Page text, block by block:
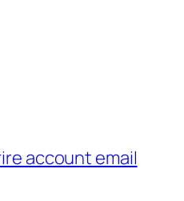
account email